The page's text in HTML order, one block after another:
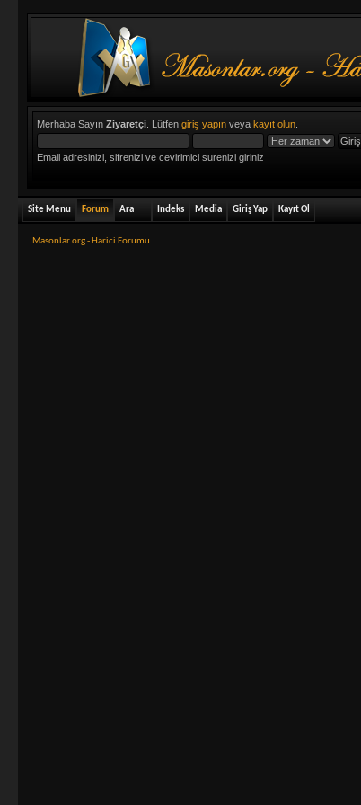
Merhaba SayınZiyaretçi . Lütfengiriş yapın veyakayıt olun
Email adresinizi, sifrenizi ve cevirimici surenizi giriniz
Site Menu Forum Ara Indeks Media Giriş Yap Kayıt Ol
Masonlar.org - Harici Forumu